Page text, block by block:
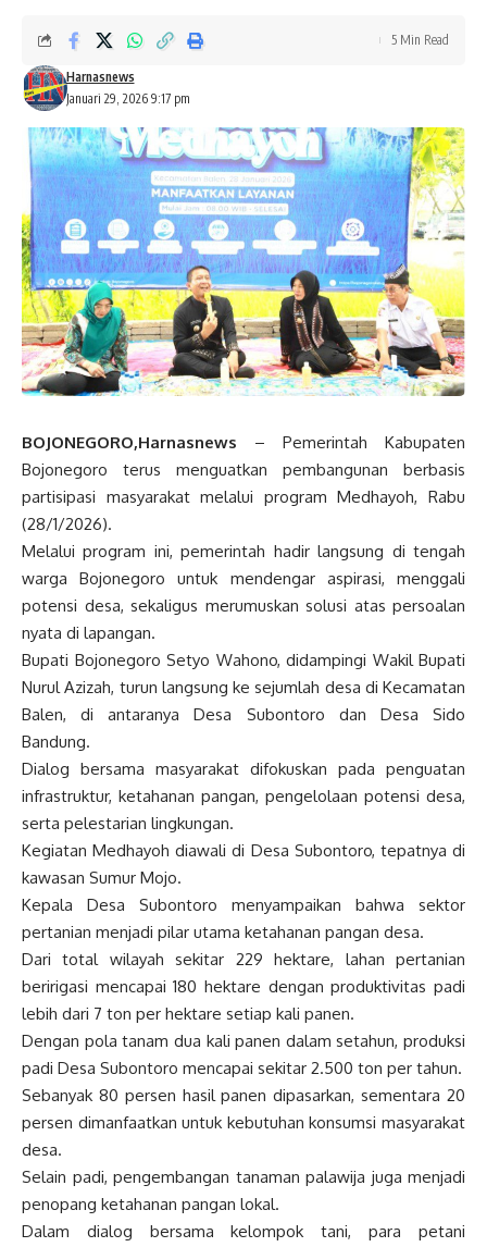
Januari 29, 2026 9:17 pm
Harnasnews
5 Min Read
BOJONEGORO,Harnasnews – Pemerintah Kabupaten
Bojonegoro terus menguatkan pembangunan berbasis
partisipasi masyarakat melalui program Medhayoh, Rabu
(28/1/2026).
Melalui program ini, pemerintah hadir langsung di tengah
warga Bojonegoro untuk mendengar aspirasi, menggali
potensi desa, sekaligus merumuskan solusi atas persoalan
nyata di lapangan.
Bupati Bojonegoro Setyo Wahono, didampingi Wakil Bupati
Nurul Azizah, turun langsung ke sejumlah desa di Kecamatan
Balen, di antaranya Desa Subontoro dan Desa Sido
Bandung.
Dialog bersama masyarakat difokuskan pada penguatan
infrastruktur, ketahanan pangan, pengelolaan potensi desa,
serta pelestarian lingkungan.
Kegiatan Medhayoh diawali di Desa Subontoro, tepatnya di
kawasan Sumur Mojo.
Kepala Desa Subontoro menyampaikan bahwa sektor
pertanian menjadi pilar utama ketahanan pangan desa.
Dari total wilayah sekitar 229 hektare, lahan pertanian
beririgasi mencapai 180 hektare dengan produktivitas padi
lebih dari 7 ton per hektare setiap kali panen.
Dengan pola tanam dua kali panen dalam setahun, produksi
padi Desa Subontoro mencapai sekitar 2.500 ton per tahun.
Sebanyak 80 persen hasil panen dipasarkan, sementara 20
persen dimanfaatkan untuk kebutuhan konsumsi masyarakat
desa.
Selain padi, pengembangan tanaman palawija juga menjadi
penopang ketahanan pangan lokal.
Dalam dialog bersama kelompok tani, para petani